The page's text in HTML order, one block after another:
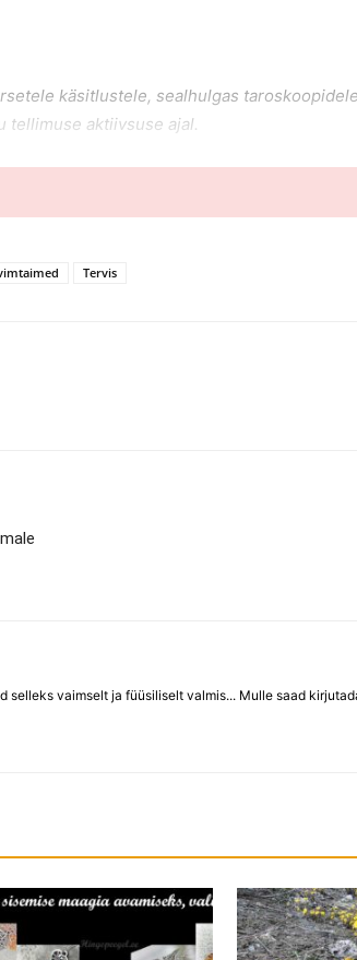
käsitlustele, sealhulgas
tellimuse aktiivsuse ajal.
Tervis
selleks vaimselt ja füüsiliselt valmis... Mulle saad